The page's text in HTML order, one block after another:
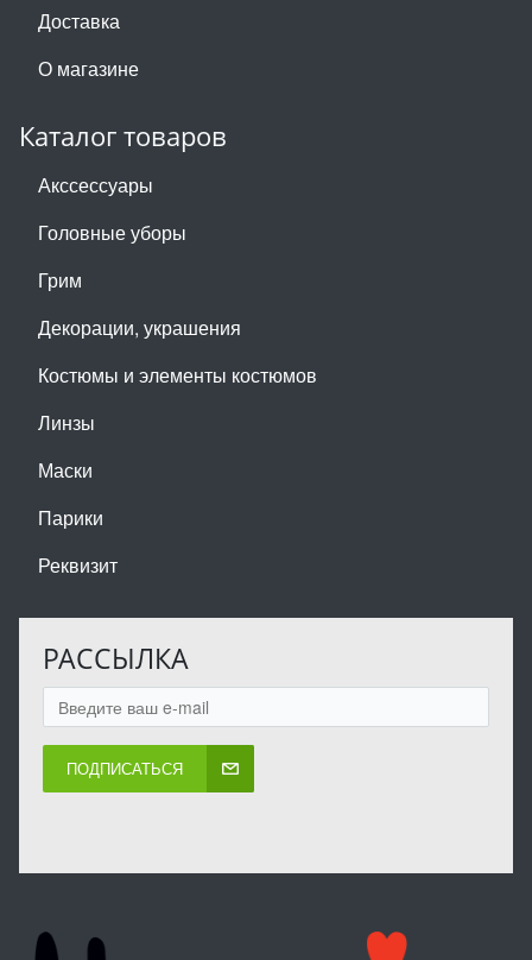
Доставка
О магазине
Каталог товаров
Акссессуары
Головные уборы
Грим
Декорации, украшения
Костюмы и элементы костюмов
Линзы
Маски
Парики
Реквизит
РАССЫЛКА
ПОДПИСАТЬСЯ